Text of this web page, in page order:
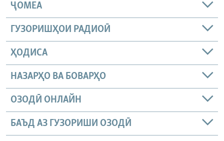
ҶОМEА
ГУЗОРИШҲОИ РАДИОӢ
ҲОДИСА
НАЗАРҲО ВА БОВАРҲО
ОЗОДӢ ОНЛАЙН
БАЪД АЗ ГУЗОРИШИ ОЗОДӢ